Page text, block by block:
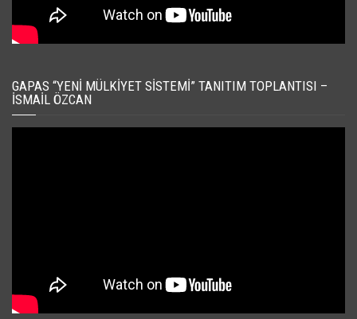
GAPAS “YENI MÜLKIYET SISTEMI” TANITIM TOPLANTISI –
İSMAIL ÖZCAN